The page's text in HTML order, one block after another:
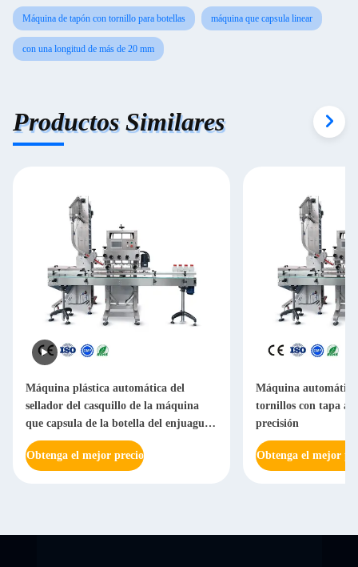
Máquina de tapón con tornillo para botellas máquina que capsula linear
con una longitud de más de 20 mm
Productos Similares
Máquina plástica automática del
sellador del casquillo de la máquina
que capsula de la botella del enjuague
bucal con control del PLC
Obtenga el mejor precio
Máquina
tornillos con tapa
precisión
Obtenga el mejor